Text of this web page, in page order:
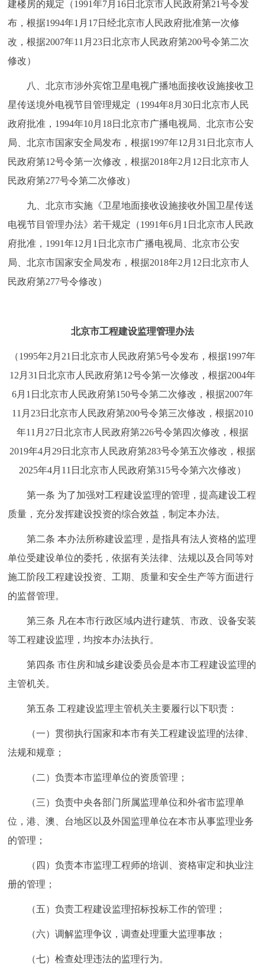
建楼房的规定（1991年7月16日北京市人民政府第21号令发
布，根据1994年1月17日经北京市人民政府批准第一次修
改，根据2007年11月23日北京市人民政府第200号令第二次
修改）
八、北京市涉外宾馆卫星电视广播地面接收设施接收卫
星传送境外电视节目管理规定（1994年8月30日北京市人民
政府批准，1994年10月18日北京市广播电视局、北京市公安
局、北京市国家安全局发布，根据1997年12月31日北京市人
民政府第12号令第一次修改，根据2018年2月12日北京市人
民政府第277号令第二次修改）
九、北京市实施《卫星地面接收设施接收外国卫星传送
电视节目管理办法》若干规定（1991年6月1日北京市人民政
府批准，1991年12月1日北京市广播电视局、北京市公安
局、北京市国家安全局发布，根据2018年2月12日北京市人
民政府第277号令修改）
北京市工程建设监理管理办法
（1995年2月21日北京市人民政府第5号令发布，根据1997年
12月31日北京市人民政府第12号令第一次修改，根据2004年
6月1日北京市人民政府第150号令第二次修改，根据2007年
11月23日北京市人民政府第200号令第三次修改，根据2010
年11月27日北京市人民政府第226号令第四次修改，根据
2019年4月29日北京市人民政府第283号令第五次修改，根据
2025年4月11日北京市人民政府第315号令第六次修改）
第一条 为了加强对工程建设监理的管理，提高建设工程
质量，充分发挥建设投资的综合效益，制定本办法。
第二条 本办法所称建设监理，是指具有法人资格的监理
单位受建设单位的委托，依据有关法律、法规以及合同等对
施工阶段工程建设投资、工期、质量和安全生产等方面进行
的监督管理。
第三条 凡在本市行政区域内进行建筑、市政、设备安装
等工程建设监理，均按本办法执行。
第四条 市住房和城乡建设委员会是本市工程建设监理的
主管机关。
第五条 工程建设监理主管机关主要履行以下职责：
（一）贯彻执行国家和本市有关工程建设监理的法律、
法规和规章；
（二）负责本市监理单位的资质管理；
（三）负责中央各部门所属监理单位和外省市监理单
位，港、澳、台地区以及外国监理单位在本市从事监理业务
的管理；
（四）负责本市监理工程师的培训、资格审定和执业注
册的管理；
（五）负责工程建设监理招标投标工作的管理；
（六）调解监理争议，调查处理重大监理事故；
（七）检查处理违法的监理行为。